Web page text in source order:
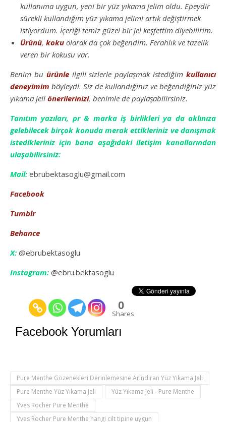
kullanıma uygun, yeni bir yüz yıkama jelim oldu. Epeydir
sürekli kullandığım yüz yıkama jelimi artık değiştirmek
istiyordum. İçeriği temiz güzel bir jel keşfettim diyebilirim.
Ürünü, koku olarak da çok beğendim. Ferahlık ve tazelik
veren bir kokusu var.
Benim bu ürünleilgili sizlerle paylaşmak istediğimkullanıcı
deneyimim böyleydi. Siz de kullandığınız ve beğendiğiniz yüz
yıkama jeli önerilerinizi, benimle de paylaşabilirsiniz.
Tanıtım yazıları, pr & marka iş birlikleri ya da aklınıza
gelebilecek birçok konuda merak ettikleriniz ve danışmak
istedikleriniz için bana aşağıdaki iletişim kanallarından
ulaşabilirsiniz:
Mail: ebrubektasoglu@gmail.com
Facebook
Tumblr
Behance
X: @ebrubektasoglu
Instagram: @ebru.bektasoglu
0
Shares
Facebook Yorumları
Pure Menthe Gözenekleri Derinlemesine Arındıran Yüz Yıkama Jeli
Pure Menthe Yüz Yıkama Jeli
Yüz Yıkama Jeli - Pure Menthe
Yves Rocher Pure Menthe
Yves Rocher Pure Menthe hangi cilt tipine uygun